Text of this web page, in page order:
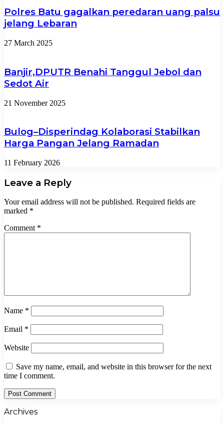
Polres Batu gagalkan peredaran uang palsu
jelang Lebaran
27 March 2025
Banjir,DPUTR Benahi Tanggul Jebol dan
Sedot Air
21 November 2025
Bulog–Disperindag Kolaborasi Stabilkan
Harga Pangan Jelang Ramadan
11 February 2026
Leave a Reply
Your email address will not be published. Required fields are
marked *
Comment *
Name *
Email *
Website
Save my name, email, and website in this browser for the next
time I comment.
Archives